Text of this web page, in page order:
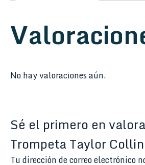
No hay valoraciones aún.
Sé el primero en
Trompeta Taylor
Tu dirección de correo electrónico